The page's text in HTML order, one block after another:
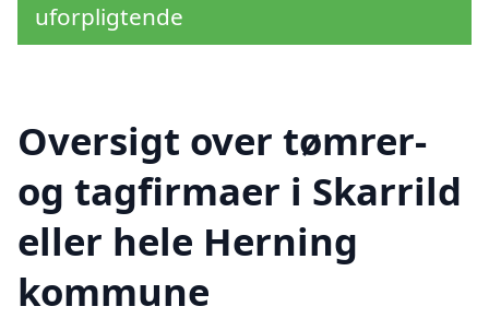
uforpligtende
Oversigt over tømrer-
og tagfirmaer i Skarrild
eller hele Herning
kommune